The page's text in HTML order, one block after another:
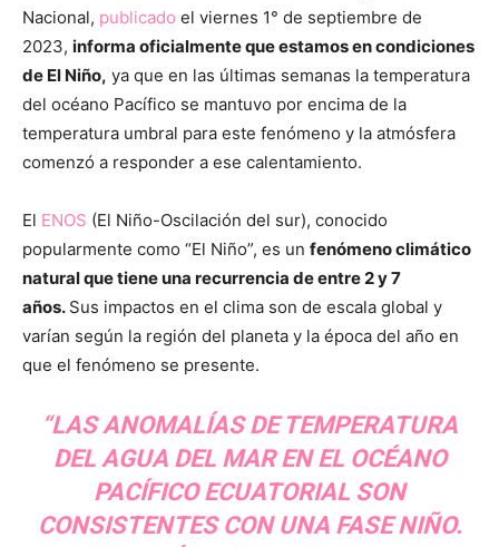
Nacional, publicado el viernes 1° de septiembre de
2023, informa oficialmente que estamos en condiciones
de El Niño, ya que en las últimas semanas la temperatura
del océano Pacífico se mantuvo por encima de la
temperatura umbral para este fenómeno y la atmósfera
comenzó a responder a ese calentamiento.
El ENOS (El Niño-Oscilación del sur), conocido
popularmente como “El Niño”, es un fenómeno climático
natural que tiene una recurrencia de entre 2 y 7
años. Sus impactos en el clima son de escala global y
varían según la región del planeta y la época del año en
que el fenómeno se presente.
“LAS ANOMALÍAS DE TEMPERATURA
DEL AGUA DEL MAR EN EL OCÉANO
PACÍFICO ECUATORIAL SON
CONSISTENTES CON UNA FASE NIÑO.